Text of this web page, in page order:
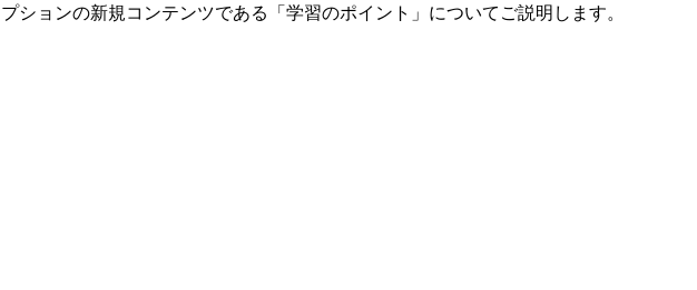
ョンの新規コンテンツである「学習のポイント」についてご説明します。